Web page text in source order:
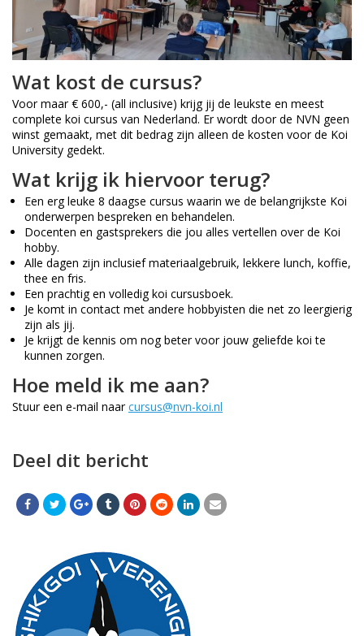
Wat kost de cursus?
Voor maar € 600,- (all inclusive) krijg jij de leukste en meest
complete koi cursus van Nederland. Er wordt door de NVN geen
winst gemaakt, met dit bedrag zijn alleen de kosten voor de Koi
University gedekt.
Wat krijg ik hiervoor terug?
Een erg leuke 8 daagse cursus waarin we de belangrijkste Koi
onderwerpen bespreken en behandelen.
Docenten en gastsprekers die jou alles vertellen over de Koi
hobby.
Alle dagen zijn inclusief materiaalgebruik, lekkere lunch, koffie,
thee en fris.
Een prachtig en volledig koi cursusboek.
Je komt in contact met andere hobbyisten die net zo leergierig
zijn als jij.
Je krijgt de kennis om nog beter voor jouw geliefde koi te
kunnen zorgen.
Hoe meld ik me aan?
Stuur een e-mail naarcursus@nvn-koi.nl
Deel dit bericht